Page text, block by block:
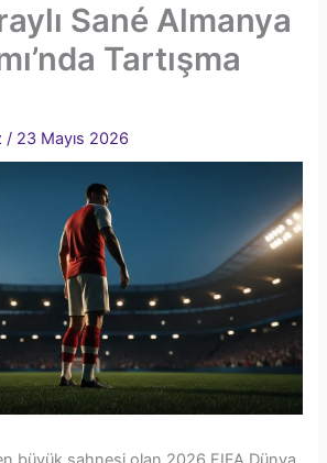
Sané Almanya
Tartışma
/ 23 Mayıs 2026